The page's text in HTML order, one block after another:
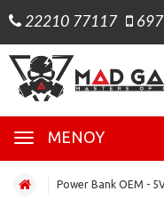
22210 77117
ΜΕΝΟΎ
Power Bank OEM -